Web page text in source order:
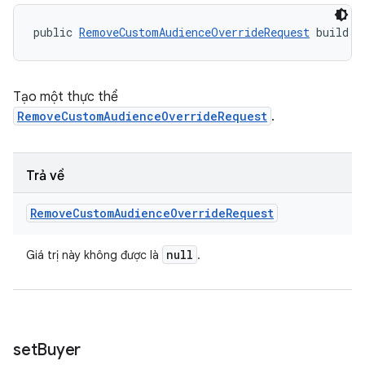
public RemoveCustomAudienceOverrideRequest build
Tạo một thực thể
RemoveCustomAudienceOverrideRequest .
Trả về
RemoveCustomAudienceOverrideRequest
Giá trị này không được là null .
setBuyer